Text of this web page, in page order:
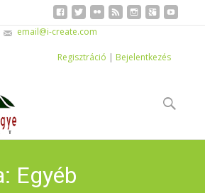
email@i-create.com
Regisztráció | Bejelentkezés
to
content
Keresés:
Egyéb